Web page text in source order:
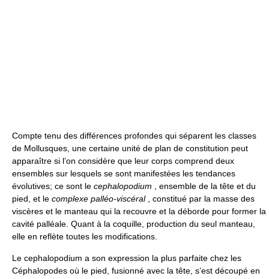
Compte tenu des différences profondes qui séparent les classes
de Mollusques, une certaine unité de plan de constitution peut
apparaître si l’on considère que leur corps comprend deux
ensembles sur lesquels se sont manifestées les tendances
évolutives; ce sont le cephalopodium , ensemble de la tête et du
pied, et le complexe palléo-viscéral, constitué par la masse des
viscères et le manteau qui la recouvre et la déborde pour former la
cavité palléale. Quant à la coquille, production du seul manteau,
elle en reflète toutes les modifications.
Le cephalopodium a son expression la plus parfaite chez les
Céphalopodes où le pied, fusionné avec la tête, s’est découpé en